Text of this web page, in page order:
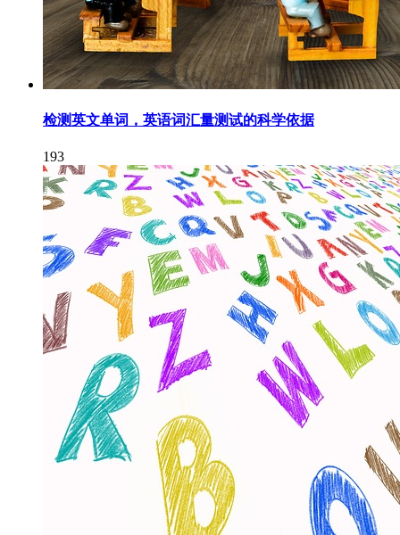
检测英文单词，英语词汇量测试的科学依据
193